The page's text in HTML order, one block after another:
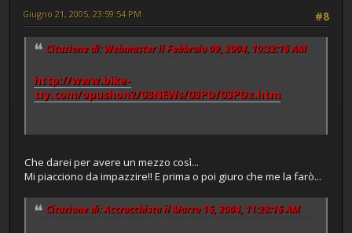
#8
Giugno 21, 2005, 23:59:54 PM
Citazione di: Webmaster il Febbraio 09, 2004, 10:32:16 AM
http://www.bike-
try.com/opushon2/03NEWs/03PD/03PDz.htm
Che darei per avere un mezzo così...
Mi piacciono da impazzire!! E prima o poi giuro che me la farò...
Citazione di: Accrocchista il Marzo 16, 2004, 11:28:16 AM